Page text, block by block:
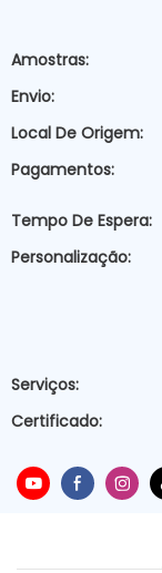
Amostras:
Envio:
Local De Origem:
Pagamentos:
Tempo De Espera:
Personalização:
Serviços:
Certificado: